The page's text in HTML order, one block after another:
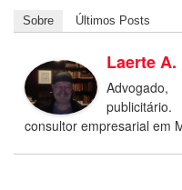
Sobre Últimos Posts
Laerte A.
publicitário.
consultor empresarial em